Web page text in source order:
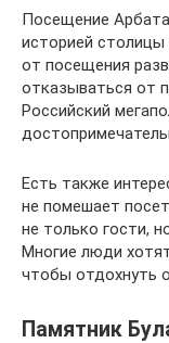
Посещение
историей столицы
от посещения
отказываться от
Российский
Есть также
не помешает
не только гости,
Многие люди
чтобы отдохнуть
Памятник